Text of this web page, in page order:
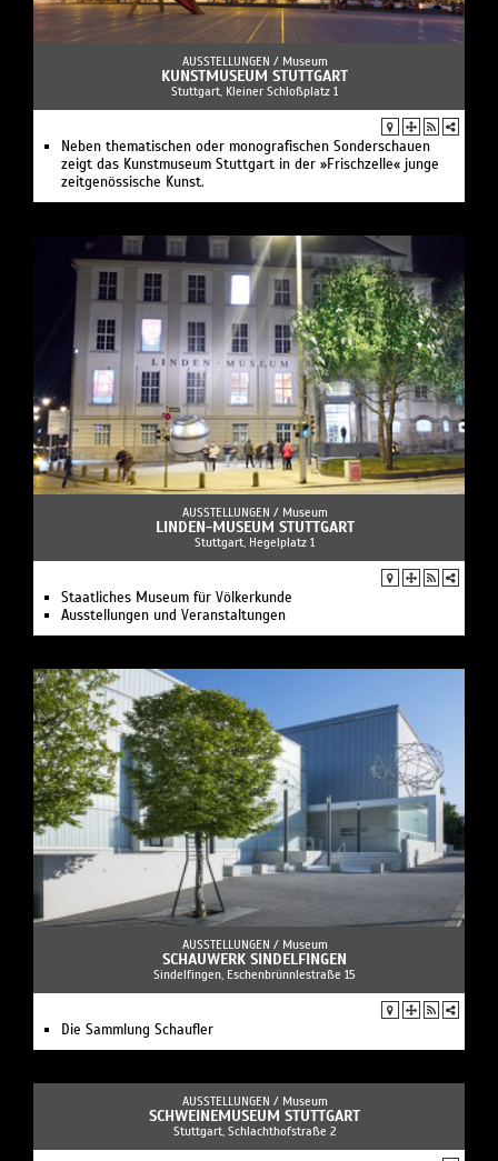
AUSSTELLUNGEN / Museum
KUNSTMUSEUM STUTTGART
Stuttgart, Kleiner Schloßplatz 1
Neben thematischen oder monografischen Sonderschauen
zeigt das Kunstmuseum Stuttgart in der »Frischzelle« junge
zeitgenössische Kunst.
AUSSTELLUNGEN / Museum
LINDEN-MUSEUM STUTTGART
Stuttgart, Hegelplatz 1
Staatliches Museum für Völkerkunde
Ausstellungen und Veranstaltungen
AUSSTELLUNGEN / Museum
SCHAUWERK SINDELFINGEN
Sindelfingen, Eschenbrünnlestraße 15
Die Sammlung Schaufler
AUSSTELLUNGEN / Museum
SCHWEINEMUSEUM STUTTGART
Stuttgart, Schlachthofstraße 2